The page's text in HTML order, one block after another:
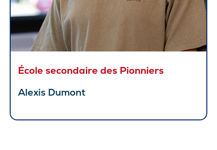
École secondaire des Pionniers
Alexis Dumont